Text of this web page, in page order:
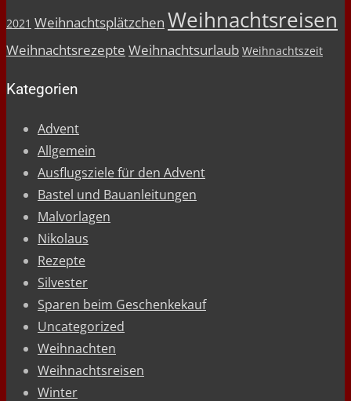
2021 Weihnachtsplätzchen Weihnachtsreisen
Weihnachtsrezepte Weihnachtsurlaub Weihnachtszeit
Kategorien
Advent
Allgemein
Ausflugsziele für den Advent
Bastel und Bauanleitungen
Malvorlagen
Nikolaus
Rezepte
Silvester
Sparen beim Geschenkekauf
Uncategorized
Weihnachten
Weihnachtsreisen
Winter